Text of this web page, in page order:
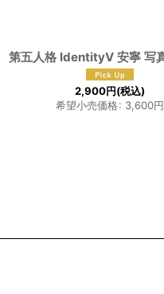
2,900円(税込)
希望小売価格: 3,600円